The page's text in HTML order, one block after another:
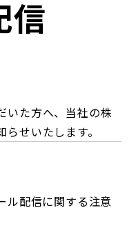
信
いた方へ、当社の株
せいたします。
ル配信に関する注意